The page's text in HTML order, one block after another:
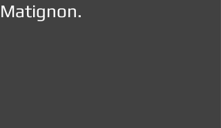
Matignon.